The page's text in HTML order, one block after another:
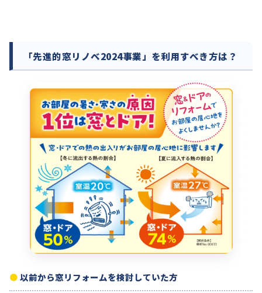
「先進的窓リノベ2024事業」を利用すべき方は？
以前から窓リフォームを検討していた方